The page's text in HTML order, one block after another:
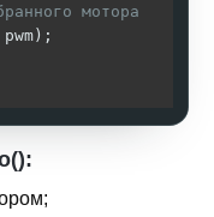
мотора
pwm);